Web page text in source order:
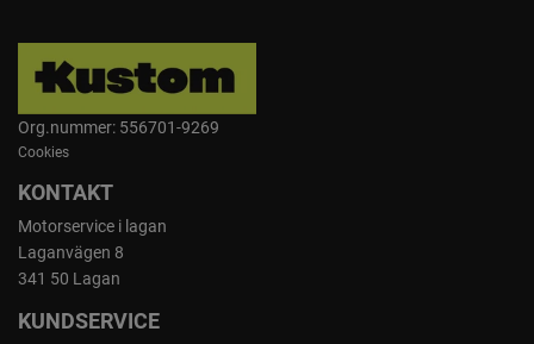
Org.nummer: 556701-9269
Cookies
KONTAKT
Motorservice i lagan
Laganvägen 8
341 50 Lagan
KUNDSERVICE